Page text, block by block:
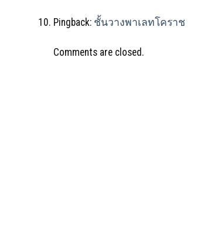
Pingback: ชั้นวางพาเลทโคราช
Comments are closed.